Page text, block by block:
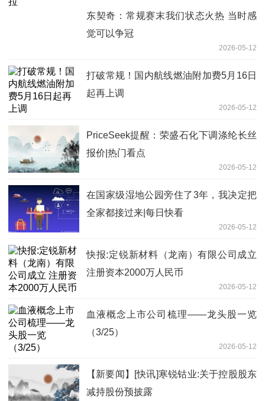
东契奇：常规赛末我们状态火热 当时感
觉可以争冠
2026-05-12
打破常规！国内航线燃油附加费5月16日
起再上调
2026-05-12
PriceSeek提醒：荣盛石化下调涤纶长丝
报价|热门看点
2026-05-12
在国家级湿地公园旁住了3年，我决定把
全家都接过来|每日快看
2026-05-12
快报:定锐新材料（龙南）有限公司成立
注册资本2000万人民币
2026-05-12
血液概念上市公司梳理——龙头股一览
（3/25）
2026-05-12
【新要闻】[快讯]寒锐钴业:关于控股股东
减持股份预披露